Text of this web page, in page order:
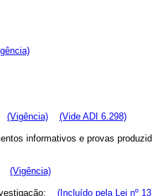
(Vigência) (Vide ADI 6.298)
informativos e provas
(Vigência)
(Incluído pela Lei nº